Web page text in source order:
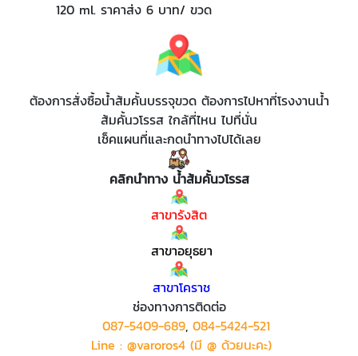
120 ml. ราคาส่ง 6 บาท/ ขวด
ต้องการสั่งซื้อน้ำส้มคั้นบรรจุขวด ต้องการไปหาที่โรงงานน้ำ
ส้มคั้นวโรรส ใกล้ที่ไหน ไปที่นั่น
เช็คแผนที่และกดนำทางไปได้เลย
คลิกนำทาง น้ำส้มคั้นวโรรส
สาขารังสิต
สาขาอยุธยา
สาขาโคราช
ช่องทางการติดต่อ
087-5409-689, 084-5424-521
Line : @varoros4 (มี @ ด้วยนะคะ)